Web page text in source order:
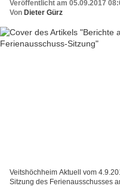
Veröffentlicht am 05.09.2017
Von Dieter Gürz
Veitshöchheim Aktuell vom
Sitzung des Ferienausschusses